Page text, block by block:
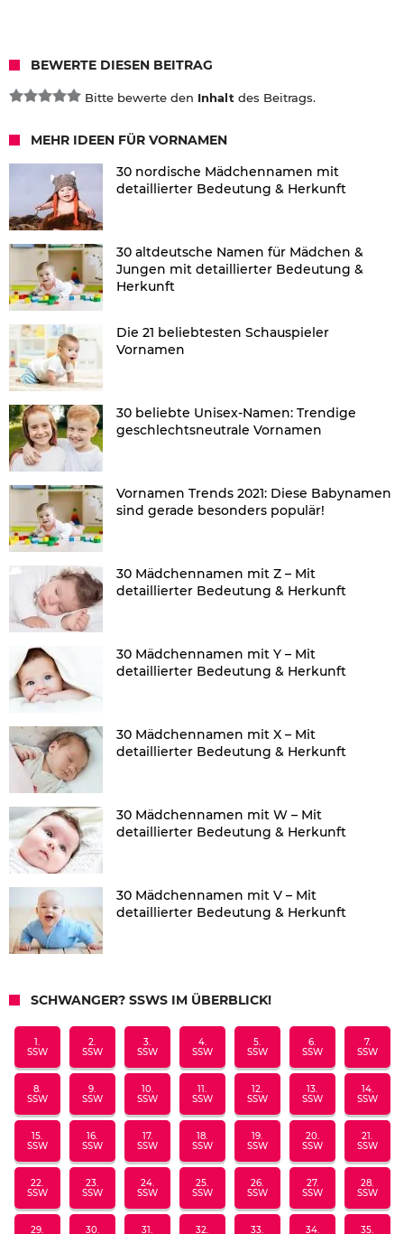
BEWERTE DIESEN BEITRAG
Bitte bewerte den Inhalt des Beitrags.
MEHR IDEEN FÜR VORNAMEN
30 nordische Mädchennamen mit
detaillierter Bedeutung & Herkunft
30 altdeutsche Namen für Mädchen &
Jungen mit detaillierter Bedeutung &
Herkunft
Die 21 beliebtesten Schauspieler
Vornamen
30 beliebte Unisex-Namen: Trendige
geschlechtsneutrale Vornamen
Vornamen Trends 2021: Diese Babynamen
sind gerade besonders populär!
30 Mädchennamen mit Z – Mit
detaillierter Bedeutung & Herkunft
30 Mädchennamen mit Y – Mit
detaillierter Bedeutung & Herkunft
30 Mädchennamen mit X – Mit
detaillierter Bedeutung & Herkunft
30 Mädchennamen mit W – Mit
detaillierter Bedeutung & Herkunft
30 Mädchennamen mit V – Mit
detaillierter Bedeutung & Herkunft
SCHWANGER? SSWS IM ÜBERBLICK!
1.
SSW
2.
SSW
3.
SSW
4.
SSW
5.
SSW
6.
SSW
7.
SSW
8.
SSW
9.
SSW
10.
SSW
11.
SSW
12.
SSW
13.
SSW
14.
SSW
15.
SSW
16.
SSW
17.
SSW
18.
SSW
19.
SSW
20.
SSW
21.
SSW
22.
SSW
23.
SSW
24.
SSW
25.
SSW
26.
SSW
27.
SSW
28.
SSW
29.
30.
31.
32.
33.
34.
35.